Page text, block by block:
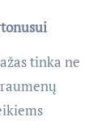
tinka ne